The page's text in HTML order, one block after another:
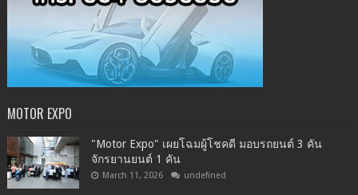
MOTOR EXPO
"Motor Expo" เผยโฉมผู้โชคดี มอบรถยนต์ 3 คัน
จักรยานยนต์ 1 คัน
March 11, 2026 undefined